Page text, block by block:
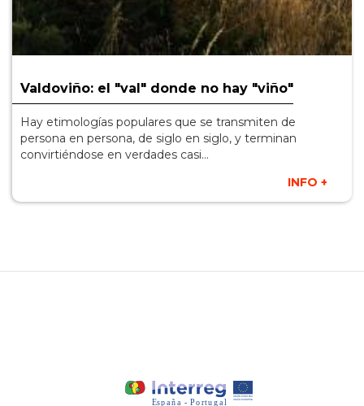
Valdoviño: el "val" donde no hay "viño"
Hay etimologías populares que se transmiten de
persona en persona, de siglo en siglo, y terminan
convirtiéndose en verdades casi...
INFO +